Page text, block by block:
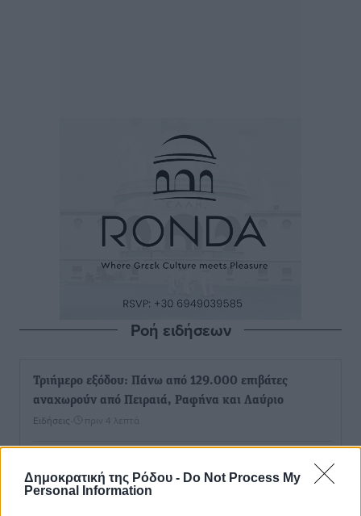
Δημοκρατική της Ρόδου - Do Not Process My
Personal Information
Ροή ειδήσεων
Τριήμερο εξόδου: Πάνω από 129.000 επιβάτες
αναχωρούν από Πειραιά, Ραφήνα και Λαύριο
Ειδήσεις πριν 4 λεπτά
Τι αλλάζει το χωροταξικό στις τουριστικές επενδύσεις
Τοπικές Ειδήσεις πριν 8 λεπτά